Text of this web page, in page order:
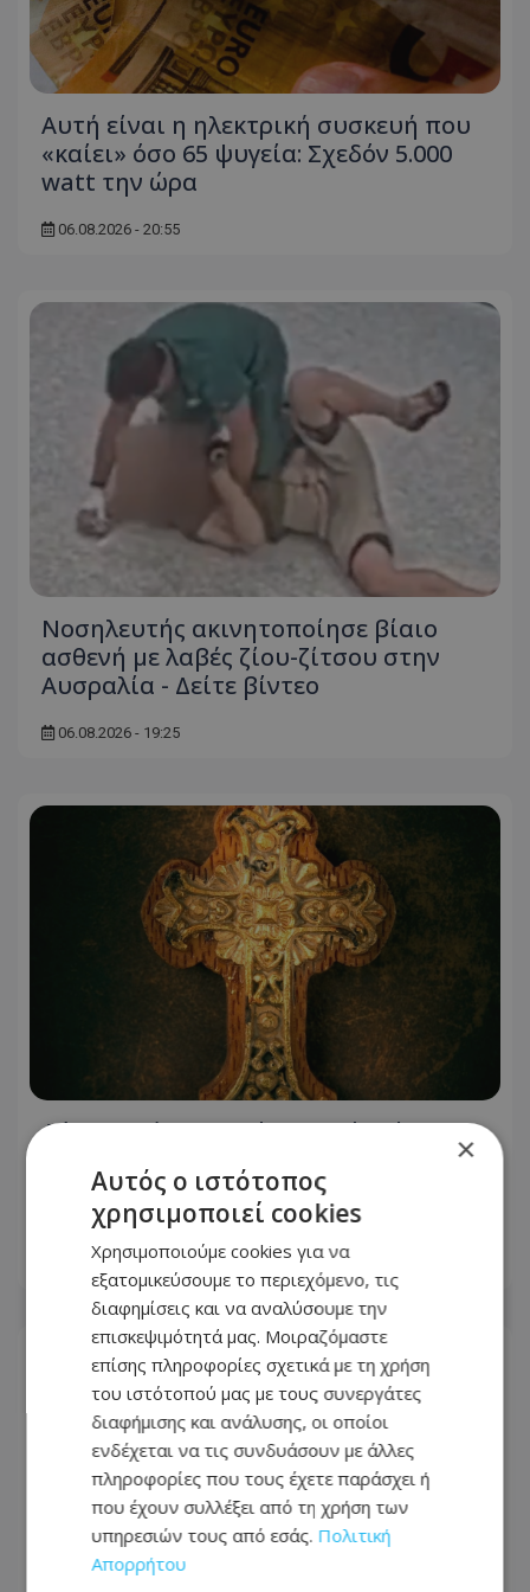
Αυτή είναι η ηλεκτρική συσκευή που
«καίει» όσο 65 ψυγεία: Σχεδόν 5.000
watt την ώρα
06.08.2026 - 20:55
Νοσηλευτής ακινητοποίησε βίαιο
ασθενή με λαβές ζίου-ζίτσου στην
Αυσραλία - Δείτε βίντεο
06.08.2026 - 19:25
Δύτης βρήκε χρυσό σταυρό αξίας 3
αργότερα κλάπηκε και
αντικαταστάθηκε με πλαστικό
06.08.2026 - 11:19
×
Αυτός ο ιστότοπος
χρησιμοποιεί cookies
Χρησιμοποιούμε cookies για να
εξατομικεύσουμε το περιεχόμενο, τις
διαφημίσεις και να αναλύσουμε την
επισκεψιμότητά μας. Μοιραζόμαστε
επίσης πληροφορίες σχετικά με τη χρήση
του ιστότοπού μας με τους συνεργάτες
διαφήμισης και ανάλυσης, οι οποίοι
ενδέχεται να τις συνδυάσουν με άλλες
πληροφορίες που τους έχετε παράσχει ή
που έχουν συλλέξει από τη χρήση των
υπηρεσιών τους από εσάς. Πολιτική
Απορρήτου